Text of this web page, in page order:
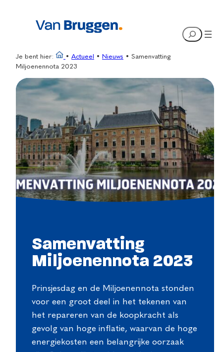
Search
Je bent hier: • Actueel • Nieuws • Samenvatting
Miljoenennota 2023
Samenvatting
Miljoenennota 2023
Prinsjesdag en de Miljoenennota stonden
voor een groot deel in het tekenen van
het repareren van de koopkracht als
gevolg van hoge inflatie, waarvan de hoge
energiekosten een belangrijke oorzaak